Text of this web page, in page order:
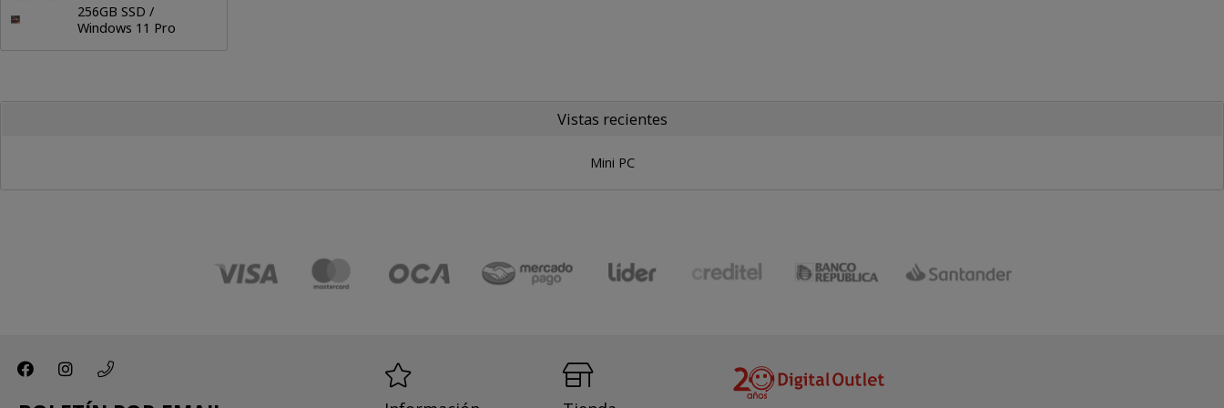
256GB SSD /
Windows 11 Pro
Vistas recientes
Mini PC